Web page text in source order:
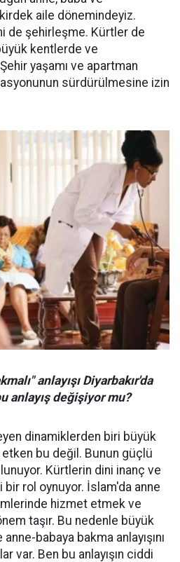
aile dönemindeyiz.
de şehirleşme. Kürtler de
kentlerde ve
yaşamı ve apartman
sürdürülmesine izin
anlayışı Diyarbakır'da
anlayış değişiyor mu?
dinamiklerden biri büyük
bu değil. Bunun güçlü
Kürtlerin dini inanç ve
rol oynuyor. İslam'da anne
hizmet etmek ve
taşır. Bu nedenle büyük
babaya bakma anlayışını
var. Ben bu anlayışın ciddi